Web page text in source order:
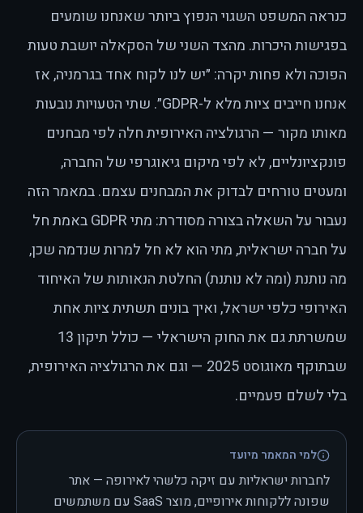
כנראה המשפט השגוי הנפוץ ביותר שאנחנו שומעים
בפגישות היכרות. מהצד השני של הסקאלה יושבת טעות
הפוכה ולא פחות יקרה: ״יש לנו לקוח אחד בגרמניה, אז
אנחנו חייבים ציות מלא ל-GDPR״. שתי הטעויות נובעות
מאותו מקור — הרגולציה האירופית חלה לפי מבחנים
פונקציונליים, לא לפי מיקום גיאוגרפי של החברה,
ומעטים טורחים לבדוק את המבחנים עצמם. במאמר הזה
נעבור על השאלה בצורה מסודרת: מתי GDPR באמת חל
על חברה ישראלית, מתי הוא לא חל למרות שנדמה שכן,
מה נותנת (ומה לא נותנת) החלטת הנאותות של האיחוד
האירופי כלפי ישראל, ואיך בונים תשתית ציות אחת
שמשרתת גם את החוק הישראלי — כולל תיקון 13
שבתוקף מאוגוסט 2025 — וגם את הרגולציה האירופית,
בלי לשלם פעמיים.
למי המאמר מיועד
לחברות ישראליות עם זיקה כלשהי לאירופה — אתר
שפונה ללקוחות אירופיים, מוצר SaaS עם משתמשים